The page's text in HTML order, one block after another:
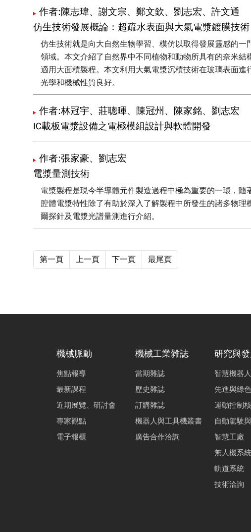
作者:陳志瑋、謝文宗、鄭文欽、劉志宏、許文通
仿生技術發展概論：超疏水表面與大氣電漿鍍膜技術
仿生技術就是向大自然生物學習、模仿以取得發展靈感的
領域。本文介紹了自然界中不同植物和動物所具有的奈米
適用大面積製程。本文利用大氣電漿沉積技術在玻璃表面
光學和機械性質良好。
作者:林冠宇、莊聰暉、陳冠州、陳家銘、劉志宏
IC載板電漿設備之電極模組設計與軟體開發
作者:張家豪、劉志宏
電漿量測技術
電漿製程是現今半導體元件製造過程中極為重要的一環，
腔體電漿特性除了有助於深入了解製程中所發生的諸多物
爾探針及電漿光譜量測進行介紹。
第一頁 上一頁 下一頁 最尾頁
機械脈動
焦點報導
最新課程
近期展覽、研討會
專家觀點
電子報櫃
機械工業雜誌
當期雜誌
歷史雜誌
訂購雜誌
機器人與工具機叢書
廣告合作洽詢
研究與
智慧機器人
先進與綠
運動控制
自動駕駛
智慧工廠
無人機系統
軌道系統
技術洽詢